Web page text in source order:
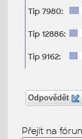
Tip 7980:
Tip 12886:
Tip 9162:
Odpovědět
Přejít na